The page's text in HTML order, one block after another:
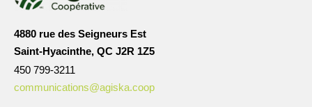
4880 rue des Seigneurs Est
Saint-Hyacinthe, QC J2R 1Z5
450 799-3211
communications@agiska.coop